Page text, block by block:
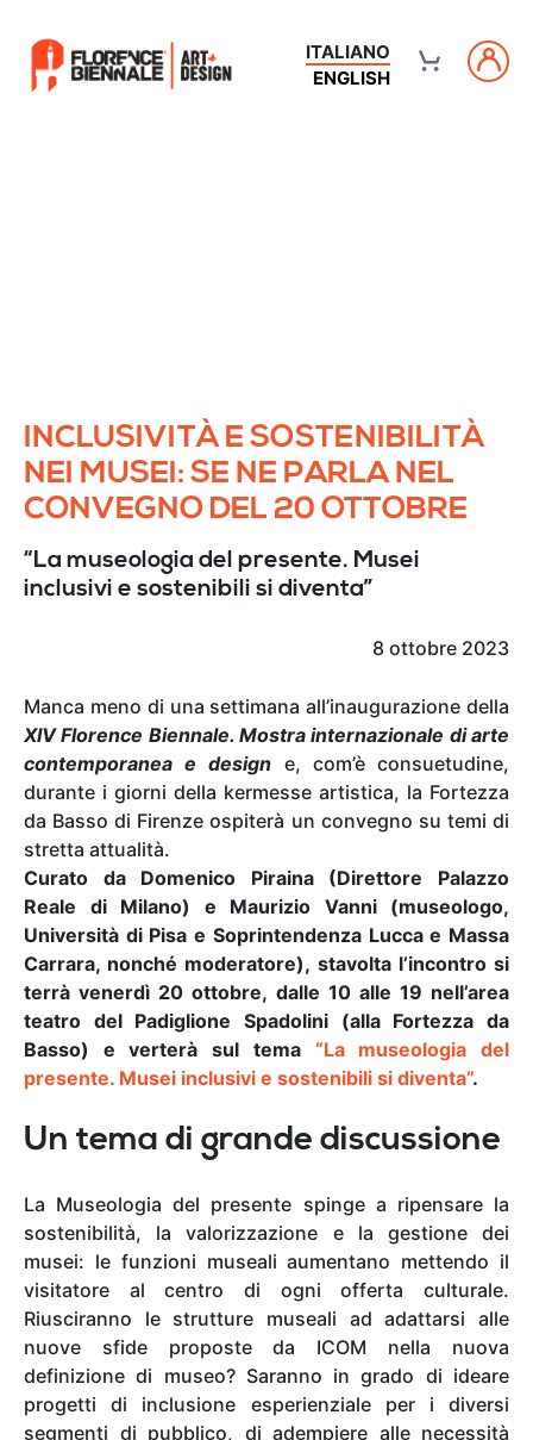
ITALIANO
ENGLISH
INCLUSIVITÀ E SOSTENIBILITÀ
NEI MUSEI: SE NE PARLA NEL
CONVEGNO DEL 20 OTTOBRE
“La museologia del presente. Musei
inclusivi e sostenibili si diventa”
8 ottobre 2023
Manca meno di una settimana all’inaugurazione della
XIV Florence Biennale. Mostra internazionale di arte
contemporanea e design e, com’è consuetudine,
durante i giorni della kermesse artistica, la Fortezza
da Basso di Firenze ospiterà un convegno su temi di
stretta attualità.
Curato da Domenico Piraina (Direttore Palazzo
Reale di Milano) e Maurizio Vanni (museologo,
Università di Pisa e Soprintendenza Lucca e Massa
Carrara, nonché moderatore), stavolta l’incontro si
terrà venerdì 20 ottobre, dalle 10 alle 19 nell’area
teatro del Padiglione Spadolini (alla Fortezza da
Basso) e verterà sul tema “La museologia del
presente. Musei inclusivi e sostenibili si diventa”.
Un tema di grande discussione
La Museologia del presente spinge a ripensare la
sostenibilità, la valorizzazione e la gestione dei
musei: le funzioni museali aumentano mettendo il
visitatore al centro di ogni offerta culturale.
Riusciranno le strutture museali ad adattarsi alle
nuove sfide proposte da ICOM nella nuova
definizione di museo? Saranno in grado di ideare
progetti di inclusione esperienziale per i diversi
segmenti di pubblico, di adempiere alle necessità